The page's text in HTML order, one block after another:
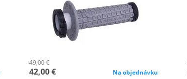
49,00 €
42,00 € Na objednávku